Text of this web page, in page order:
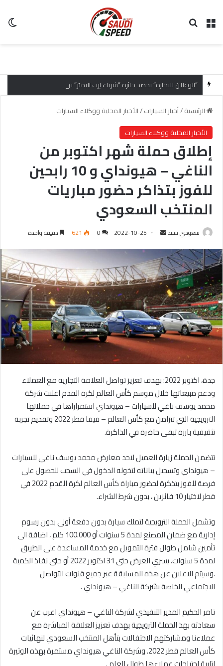
القائمة
الرئيسية/أخبار السيارات/الأخبار المحلية ووكلاء السيارات
الأخبار المحلية ووكلاء السيارات
إطلاق حملة شهر اكتوبر من
الناغي – هيونداي و 10 رابحين
للفوز بتذاكر حضور مباريات
المنتخب السعودي
سعودي سبيد
س
ل
ب
ر
ي
د
ا
إ
ك
ر
و
ن
ي
2022-10-25
0
621 دقيقة واحدة
جدة، اكتوبر 2022: بهدف تعزيز تواصل العلامة التجارية مع العملاء
ودعم مبيعاتها خلال موسم كأس العالم لكرة القدم اعلنت شركة
محمد يوسف ناغي للسيارات – هيونداي استمراراها في حملاتها
الترويجية التي تتزامن مع كأس العالم – فيفا قطر 2022 وتقديم تجربة
تثقيفية بارزة تبقى حاضرة في الذاكرة.
تتضمن الحملة زيارة العميل لاحد معارض محمد يوسف ناغي للسيارات
– هيونداي وتسجيل بياناته لتخوله الدخول في السحب للحصول على
فرصة للفوز بتذكرة لحضور مباراة كأس العالم لكرة القدم 2022 في
قطر لاختيار 10 فائزين ، بدون شرط الشراء.
وتشمل الحملة الترويجية لتملك سيارة بدون دفعة أولى بدون رسوم
إدارية مع ضمان المصنع لمدة 5 سنوات أو 100.000 كلم ، اضافة الى
تأمين شامل طوال فترة التمويل مع خدمة المساعدة على الطريق
لمدة 5 سنوات. يسري العرض حتى 31 اكتوبر 2022 أو حتى نفاذ الكمية
.وسيتم الاعلان عن هذه المسابقة عبر جميع قنوات التواصل
الاجتماعي الخاصة بشركة الناغي – هيونداي .
تامر الحكيم المدير التنفيذي لشركة الناغي – هيونداي اعرب عن
سعادته بهذ الحملة الترويجية بهدف تعزيز العلاقة المباشرة مع
عملاءنا ومشاركتهم الاحتفالات بتأهل المنتخب السعودي لنهائيات
كأس العالم قطر 2022. وشركة الناغي هيونداي مستمرة بهذه الوتيرة